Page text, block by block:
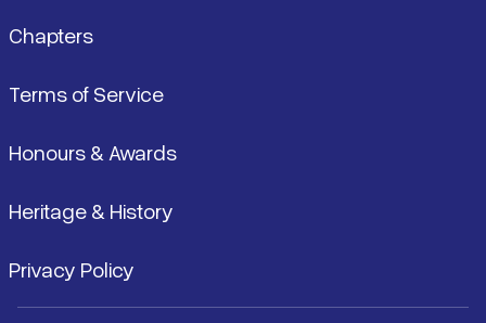
Chapters
Terms of Service
Honours & Awards
Heritage & History
Privacy Policy